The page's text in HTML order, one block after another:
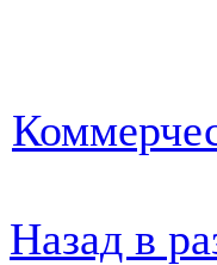
Назад в